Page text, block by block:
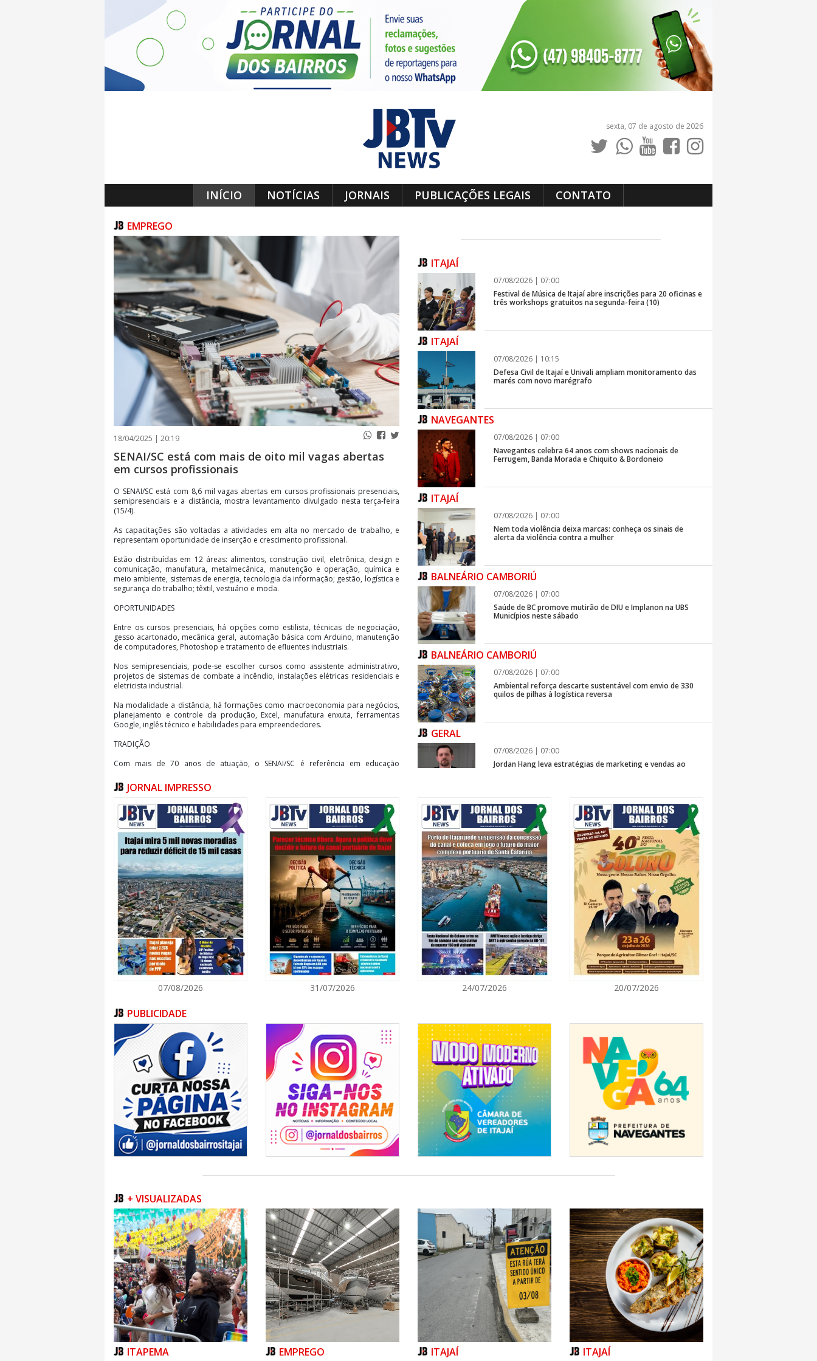
sexta, 07 de agosto de 2026
INÍCIO NOTÍCIAS JORNAIS PUBLICAÇÕES LEGAIS CONTATO
EMPREGO
18/04/2025 | 20:19
SENAI/SC está com mais de oito mil vagas abertas
em cursos profissionais
O SENAI/SC está com 8,6 mil vagas abertas em cursos profissionais presenciais,
semipresenciais e a distância, mostra levantamento divulgado nesta terça-feira
(15/4).
As capacitações são voltadas a atividades em alta no mercado de trabalho, e
representam oportunidade de inserção e crescimento profissional.
Estão distribuídas em 12 áreas: alimentos, construção civil, eletrônica, design e
comunicação, manufatura, metalmecânica, manutenção e operação, química e
meio ambiente, sistemas de energia, tecnologia da informação; gestão, logística e
segurança do trabalho; têxtil, vestuário e moda.
OPORTUNIDADES
Entre os cursos presenciais, há opções como estilista, técnicas de negociação,
gesso acartonado, mecânica geral, automação básica com Arduino, manutenção
de computadores, Photoshop e tratamento de efluentes industriais.
Nos semipresenciais, pode-se escolher cursos como assistente administrativo,
projetos de sistemas de combate a incêndio, instalações elétricas residenciais e
eletricista industrial.
Na modalidade a distância, há formações como macroeconomia para negócios,
planejamento e controle da produção, Excel, manufatura enxuta, ferramentas
Google, inglês técnico e habilidades para empreendedores.
TRADIÇÃO
Com mais de 70 anos de atuação, o SENAI/SC é referência em educação
aprendizagem industrial (combina aulas com trabalho em empresas
contratantes).
Em 2024, mais de 208 mil pessoas frequentaram cursos profissionais da
instituição, número 19% superior aos 175 mil registrados em 2023.
ITAJAÍ
07/08/2026 | 07:00
Festival de Música de Itajaí abre inscrições para 20 oficinas e
três workshops gratuitos na segunda-feira (10)
ITAJAÍ
07/08/2026 | 10:15
Defesa Civil de Itajaí e Univali ampliam monitoramento das
marés com novo marégrafo
NAVEGANTES
07/08/2026 | 07:00
Navegantes celebra 64 anos com shows nacionais de
Ferrugem, Banda Morada e Chiquito & Bordoneio
ITAJAÍ
07/08/2026 | 07:00
Nem toda violência deixa marcas: conheça os sinais de
alerta da violência contra a mulher
BALNEÁRIO CAMBORIÚ
07/08/2026 | 07:00
Saúde de BC promove mutirão de DIU e Implanon na UBS
Municípios neste sábado
BALNEÁRIO CAMBORIÚ
07/08/2026 | 07:00
Ambiental reforça descarte sustentável com envio de 330
quilos de pilhas à logística reversa
GERAL
07/08/2026 | 07:00
Jordan Hang leva estratégias de marketing e vendas ao
ITAPEMA
07/08/2026 | 07:00
Prefeitura de Itapema segue com credenciamento aberto
para artistas e produtores culturais
ITAPEMA
07/08/2026 | 07:00
Itapema se destaca no IDEB e conquista melhor resultado da
região
BALNEÁRIO PIÇARRAS
07/08/2026 | 07:00
NAVEGANTES
07/08/2026 | 07:00
Navegantes conquista nota A+ na Capag do Tesouro
Nacional
JORNAL IMPRESSO
07/08/2026 31/07/2026 24/07/2026 20/07/2026
PUBLICIDADE
+ VISUALIZADAS
ITAPEMA EMPREGO ITAJAÍ ITAJAÍ